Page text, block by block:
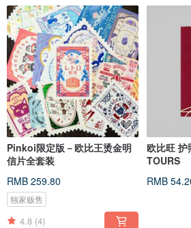
Pinkoi限定版－欧比王烫金明
信片全套装
RMB 259.80
独家贩售
4.8 (4)
欧比旺 护
TOURS
RMB